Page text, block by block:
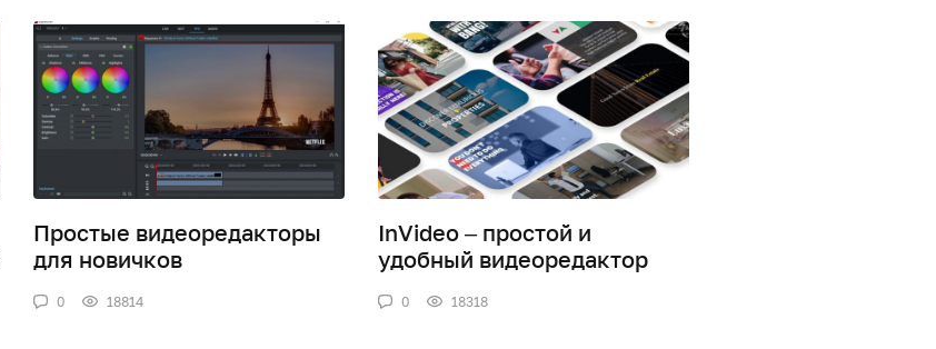
Простые видеоредакторы
для новичков
0 18814
InVideo – простой и
удобный видеоредактор
0 18318